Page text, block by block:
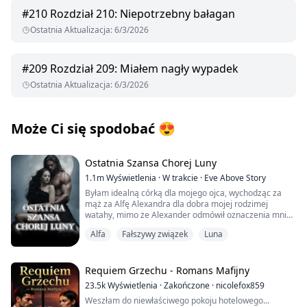
#210 Rozdział 210: Niepotrzebny bałagan
Ostatnia Aktualizacja:6/3/2026
#209 Rozdział 209: Miałem nagły wypadek
Ostatnia Aktualizacja:6/3/2026
Może Ci się spodobać 😍
Ostatnia Szansa Chorej Luny
1.1mWyświetlenia ·W trakcie · Eve Above Story
Byłam idealną córką dla mojego ojca, wychodząc za
mąż za Alfę Alexandra dla dobra mojej rodzimej
watahy, mimo że Alexander odmówił oznaczenia mnie i
stałam się idealną Luną dla mojego męża Alfy, wciąż
Wszystko zmieniło się w dniu, kiedy dowiedziałam się,
że moja wilczyca zapadła w stan uśpienia. Lekarz
ostrzegł mnie, że jeśli nie oznaczę lub nie odrzucę
Alexandra w ciągu roku, umrę. Jednak ani mój mąż, ani
Alfa Fałszywy związek Luna
Requiem Grzechu - Romans Mafijny
23.5kWyświetlenia ·Zakończone · nicolefox859
Weszłam do niewłaściwego pokoju hotelowego...